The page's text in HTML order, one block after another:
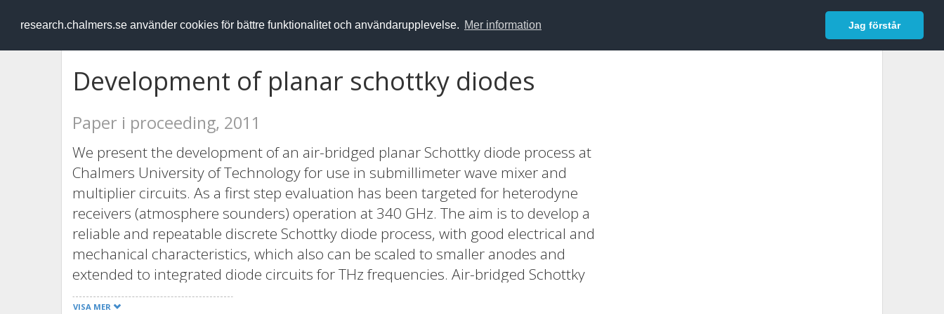
research.chalmers.se använder cookies för bättre funktionalitet och användarupplevelse. Mer information Jag förstår
RESEARCH.chalmers.se Logga in
Development of planar schottky diodes
Paper i proceeding, 2011
We present the development of an air-bridged planar Schottky diode process at
Chalmers University of Technology for use in submillimeter wave mixer and
multiplier circuits. As a first step evaluation has been targeted for heterodyne
receivers (atmosphere sounders) operation at 340 GHz. The aim is to develop a
reliable and repeatable discrete Schottky diode process, with good electrical and
mechanical characteristics, which also can be scaled to smaller anodes and
extended to integrated diode circuits for THz frequencies. Air-bridged Schottky
structures were demonstrated in the late 1980's as a reliable, high quality
VISA MER